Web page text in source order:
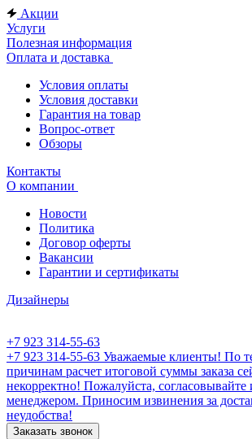
Акции
Услуги
Полезная информация
Оплата и доставка
Условия оплаты
Условия доставки
Гарантия на товар
Вопрос-ответ
Обзоры
Контакты
О компании
Новости
Политика
Договор оферты
Вакансии
Гарантии и сертификаты
Дизайнеры
+7 923 314-55-63
+7 923 314-55-63 Уважаемые клиенты! По
причинам расчет итоговой суммы заказа
некорректно! Пожалуйста,
менеджером. Приносим извинения за
неудобства!
Заказать звонок